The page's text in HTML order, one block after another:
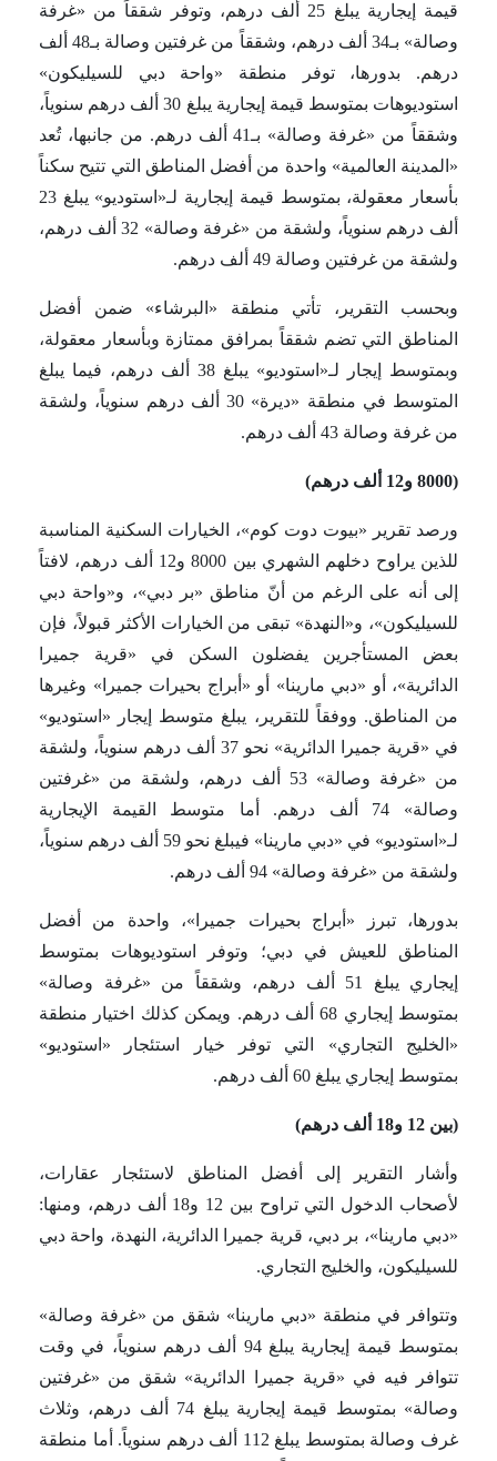
قيمة إيجارية يبلغ 25 ألف درهم، وتوفر شققاً من «غرفة
وصالة» بـ34 ألف درهم، وشققاً من غرفتين وصالة بـ48 ألف
درهم. بدورها، توفر منطقة «واحة دبي للسيليكون»
استوديوهات بمتوسط قيمة إيجارية يبلغ 30 ألف درهم سنوياً،
وشققاً من «غرفة وصالة» بـ41 ألف درهم. من جانبها، تُعد
«المدينة العالمية» واحدة من أفضل المناطق التي تتيح سكناً
بأسعار معقولة، بمتوسط قيمة إيجارية لـ«استوديو» يبلغ 23
ألف درهم سنوياً، ولشقة من «غرفة وصالة» 32 ألف درهم،
ولشقة من غرفتين وصالة 49 ألف درهم.
وبحسب التقرير، تأتي منطقة «البرشاء» ضمن أفضل
المناطق التي تضم شققاً بمرافق ممتازة وبأسعار معقولة،
وبمتوسط إيجار لـ«استوديو» يبلغ 38 ألف درهم، فيما يبلغ
المتوسط في منطقة «ديرة» 30 ألف درهم سنوياً، ولشقة
من غرفة وصالة 43 ألف درهم.
(8000 و12 ألف درهم)
ورصد تقرير «بيوت دوت كوم»، الخيارات السكنية المناسبة
للذين يراوح دخلهم الشهري بين 8000 و12 ألف درهم، لافتاً
إلى أنه على الرغم من أنّ مناطق «بر دبي»، و«واحة دبي
للسيليكون»، و«النهدة» تبقى من الخيارات الأكثر قبولاً، فإن
بعض المستأجرين يفضلون السكن في «قرية جميرا
الدائرية»، أو «دبي مارينا» أو «أبراج بحيرات جميرا» وغيرها
من المناطق. ووفقاً للتقرير، يبلغ متوسط إيجار «استوديو»
في «قرية جميرا الدائرية» نحو 37 ألف درهم سنوياً، ولشقة
من «غرفة وصالة» 53 ألف درهم، ولشقة من «غرفتين
وصالة» 74 ألف درهم. أما متوسط القيمة الإيجارية
لـ«استوديو» في «دبي مارينا» فيبلغ نحو 59 ألف درهم سنوياً،
ولشقة من «غرفة وصالة» 94 ألف درهم.
بدورها، تبرز «أبراج بحيرات جميرا»، واحدة من أفضل
المناطق للعيش في دبي؛ وتوفر استوديوهات بمتوسط
إيجاري يبلغ 51 ألف درهم، وشققاً من «غرفة وصالة»
بمتوسط إيجاري 68 ألف درهم. ويمكن كذلك اختيار منطقة
«الخليج التجاري» التي توفر خيار استئجار «استوديو»
بمتوسط إيجاري يبلغ 60 ألف درهم.
(بين 12 و18 ألف درهم)
وأشار التقرير إلى أفضل المناطق لاستئجار عقارات،
لأصحاب الدخول التي تراوح بين 12 و18 ألف درهم، ومنها:
«دبي مارينا»، بر دبي، قرية جميرا الدائرية، النهدة، واحة دبي
للسيليكون، والخليج التجاري.
وتتوافر في منطقة «دبي مارينا» شقق من «غرفة وصالة»
بمتوسط قيمة إيجارية يبلغ 94 ألف درهم سنوياً، في وقت
تتوافر فيه في «قرية جميرا الدائرية» شقق من «غرفتين
وصالة» بمتوسط قيمة إيجارية يبلغ 74 ألف درهم، وثلاث
غرف وصالة بمتوسط يبلغ 112 ألف درهم سنوياً. أما منطقة